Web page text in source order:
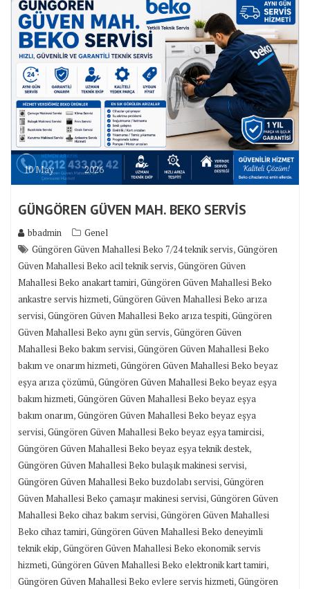
10May 2026
GÜNGÖREN GÜVEN MAH. BEKO SERVİS
bbadmin
Genel
Güngören Güven Mahallesi Beko 7/24 teknik servis,Güngören
Güven Mahallesi Beko acil teknik servis,Güngören Güven
Mahallesi Beko anakart tamiri,Güngören Güven Mahallesi Beko
ankastre servis hizmeti,Güngören Güven Mahallesi Beko arıza
servisi,Güngören Güven Mahallesi Beko arıza tespiti,Güngören
Güven Mahallesi Beko aynı gün servis,Güngören Güven
Mahallesi Beko bakım servisi,Güngören Güven Mahallesi Beko
bakım ve onarım hizmeti,Güngören Güven Mahallesi Beko beyaz
eşya arıza çözümü,Güngören Güven Mahallesi Beko beyaz eşya
bakım hizmeti,Güngören Güven Mahallesi Beko beyaz eşya
bakım onarım,Güngören Güven Mahallesi Beko beyaz eşya
servisi,Güngören Güven Mahallesi Beko beyaz eşya tamircisi,
Güngören Güven Mahallesi Beko beyaz eşya teknik destek,
Güngören Güven Mahallesi Beko bulaşık makinesi servisi,
Güngören Güven Mahallesi Beko buzdolabı servisi,Güngören
Güven Mahallesi Beko çamaşır makinesi servisi,Güngören Güven
Mahallesi Beko cihaz bakım servisi,Güngören Güven Mahallesi
Beko cihaz tamiri,Güngören Güven Mahallesi Beko deneyimli
teknik ekip,Güngören Güven Mahallesi Beko ekonomik servis
hizmeti,Güngören Güven Mahallesi Beko elektronik kart tamiri,
Güngören Güven Mahallesi Beko evlere servis hizmeti,Güngören